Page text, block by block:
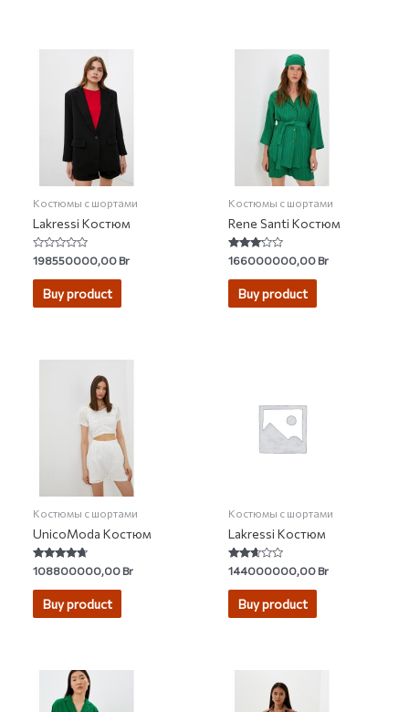
Костюмы с шортами
Lakressi Костюм
Rated
0
out
198550000,00Br
Buy product
Костюмы с шортами
Rene Santi Костюм
Rated
3.00
out of 5
166000000,00Br
Buy product
Костюмы с шортами
UnicoModa Костюм
Rated
4.50
out of 5
108800000,00Br
Buy product
Костюмы с шортами
Lakressi Костюм
Rated
2.50
out of
144000000,00Br
Buy product